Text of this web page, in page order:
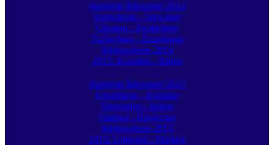
Startseite Bikertage 2014
Erzgebirge - Slowakei
Ukraine - Tschechien
Tschechien - Erzgebirge
Bildergalerie 2014
2015: Kroatien - Italien
Startseite Bikertage 2015
Erzgebirge - Kroatien
Slowenien - Italien
Südtirol - Rückreise
Bildergalerie 2015
2016: Umbrien - Marken